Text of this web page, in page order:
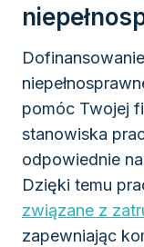
pomóc Twojej
stanowiska
odpowiednie
Dzięki temu
związane z
zapewniając